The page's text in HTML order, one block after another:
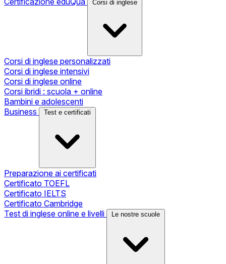
Corsi di inglese
Corsi di inglese personalizzati
Corsi di inglese intensivi
Corsi di inglese online
Corsi ibridi : scuola + online
Bambini e adolescenti
Business
Test e certificati
Preparazione ai certificati
Certificato TOEFL
Certificato IELTS
Certificato Cambridge
Test di inglese online e livelli
Le nostre scuole